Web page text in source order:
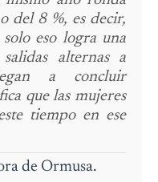
del 8 %, es decir,
eso logra una
alternas a
a concluir
que las mujeres
tiempo en ese
de Ormusa.